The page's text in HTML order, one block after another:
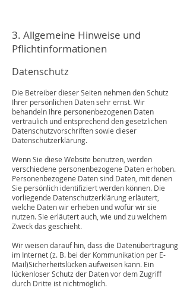
3. Allgemeine Hinweise und
Pflichtinformationen
Datenschutz
Die Betreiber dieser Seiten nehmen den Schutz
Ihrer persönlichen Daten sehr ernst. Wir
behandeln Ihre personenbezogenen Daten
vertraulich und entsprechend den gesetzlichen
Datenschutzvorschriften sowie dieser
Datenschutzerklärung.
Wenn Sie diese Website benutzen, werden
verschiedene personenbezogene Daten erhoben.
Personenbezogene Daten sind Daten, mit denen
Sie persönlich identifiziert werden können. Die
vorliegende Datenschutzerklärung erläutert,
welche Daten wir erheben und wofür wir sie
nutzen. Sie erläutert auch, wie und zu welchem
Zweck das geschieht.
Wir weisen darauf hin, dass die Datenübertragung
im Internet (z. B. bei der Kommunikation per E-
Mail)Sicherheitslücken aufweisen kann. Ein
lückenloser Schutz der Daten vor dem Zugriff
durch Dritte ist nichtmöglich.